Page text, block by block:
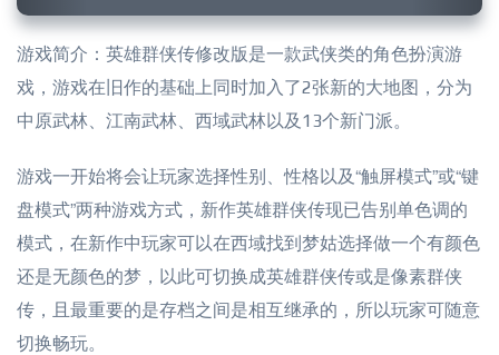
游戏简介：英雄群侠传修改版是一款武侠类的角色扮演游
戏，游戏在旧作的基础上同时加入了2张新的大地图，分为
中原武林、江南武林、西域武林以及13个新门派。
游戏一开始将会让玩家选择性别、性格以及“触屏模式”或“键
盘模式”两种游戏方式，新作英雄群侠传现已告别单色调的
模式，在新作中玩家可以在西域找到梦姑选择做一个有颜色
还是无颜色的梦，以此可切换成英雄群侠传或是像素群侠
传，且最重要的是存档之间是相互继承的，所以玩家可随意
切换畅玩。